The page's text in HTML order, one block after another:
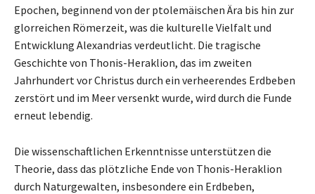
Epochen, beginnend von der ptolemäischen Ära bis hin zur
glorreichen Römerzeit, was die kulturelle Vielfalt und
Entwicklung Alexandrias verdeutlicht. Die tragische
Geschichte von Thonis-Heraklion, das im zweiten
Jahrhundert vor Christus durch ein verheerendes Erdbeben
zerstört und im Meer versenkt wurde, wird durch die Funde
erneut lebendig.
Die wissenschaftlichen Erkenntnisse unterstützen die
Theorie, dass das plötzliche Ende von Thonis-Heraklion
durch Naturgewalten, insbesondere ein Erdbeben,